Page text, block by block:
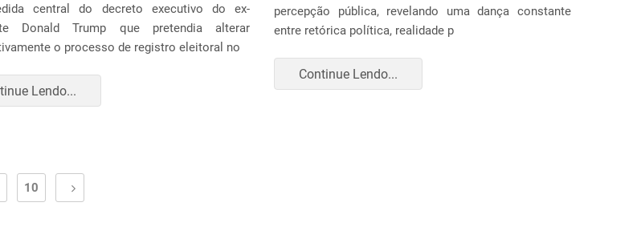
central do decreto executivo do ex-
Donald Trump que pretendia alterar
o processo de registro eleitoral no
Lendo...
percepção pública, revelando uma dança constante
entre retórica política, realidade p
Continue Lendo...
10